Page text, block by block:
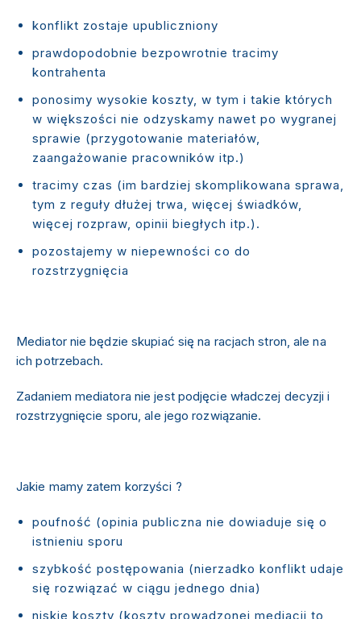
konflikt zostaje upubliczniony
prawdopodobnie bezpowrotnie tracimy
kontrahenta
ponosimy wysokie koszty, w tym i takie których
w większości nie odzyskamy nawet po wygranej
sprawie (przygotowanie materiałów,
zaangażowanie pracowników itp.)
tracimy czas (im bardziej skomplikowana sprawa,
tym z reguły dłużej trwa, więcej świadków,
więcej rozpraw, opinii biegłych itp.).
pozostajemy w niepewności co do
rozstrzygnięcia
Mediator nie będzie skupiać się na racjach stron, ale na
ich potrzebach.
Zadaniem mediatora nie jest podjęcie władczej decyzji i
rozstrzygnięcie sporu, ale jego rozwiązanie.
Jakie mamy zatem korzyści ?
poufność (opinia publiczna nie dowiaduje się o
istnieniu sporu
szybkość postępowania (nierzadko konflikt udaje
się rozwiązać w ciągu jednego dnia)
niskie koszty (koszty prowadzonej mediacji to